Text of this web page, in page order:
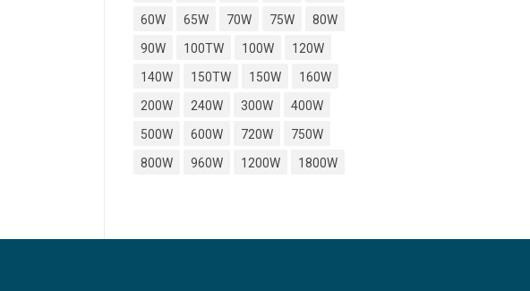
60W
65W 70W 75W
80W
90W
100TW 100W
120W
140W
150TW 150W
160W
200W
240W 300W
400W
500W
600W 720W
750W
800W
960W 1200W 1800W